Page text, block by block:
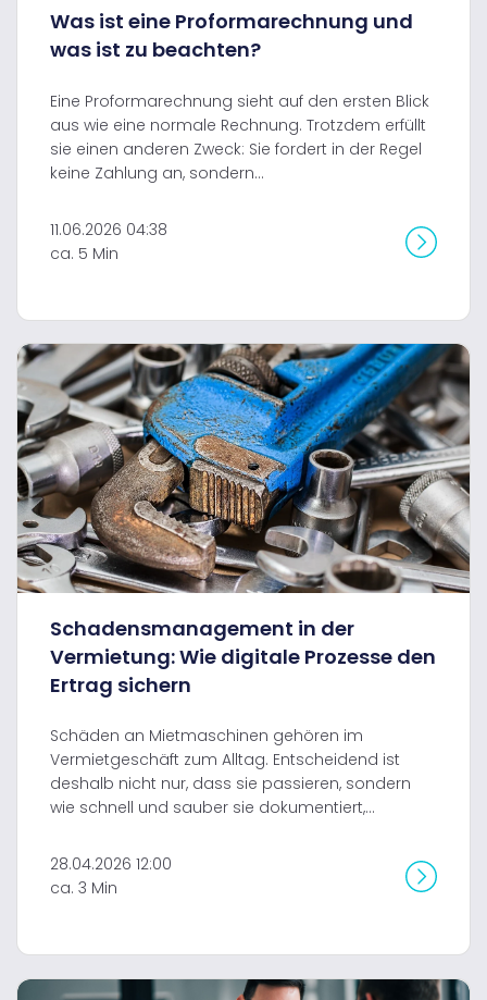
Was ist eine Proformarechnung und
was ist zu beachten?
Eine Proformarechnung sieht auf den ersten Blick
aus wie eine normale Rechnung. Trotzdem erfüllt
sie einen anderen Zweck: Sie fordert in der Regel
keine Zahlung an, sondern...
11.06.2026 04:38
ca. 5 Min
Schadensmanagement in der
Vermietung: Wie digitale Prozesse den
Ertrag sichern
Schäden an Mietmaschinen gehören im
Vermietgeschäft zum Alltag. Entscheidend ist
deshalb nicht nur, dass sie passieren, sondern
wie schnell und sauber sie dokumentiert,...
28.04.2026 12:00
ca. 3 Min